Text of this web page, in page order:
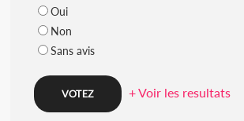
Oui
Non
Sans avis
+ Voir les resultats